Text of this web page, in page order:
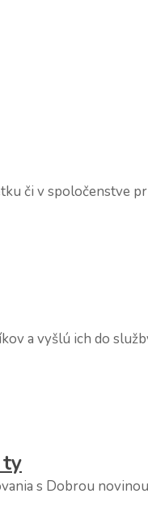
či v spoločenstve
a vyšlú ich do
ty
s Dobrou